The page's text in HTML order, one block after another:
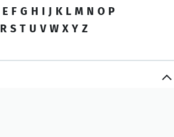
E F G H I J K L M N O P
R S T U V W X Y Z